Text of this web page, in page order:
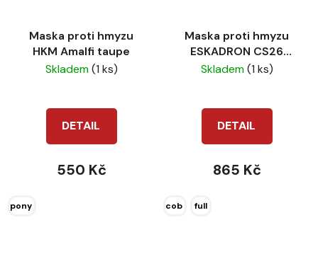
Maska proti hmyzu
HKM Amalfi taupe
Skladem(1 ks)
DETAIL
550 Kč
pony
Maska proti hmyzu
ESKADRON CS26
Mesh Pro tube
Skladem(1 ks)
DETAIL
865 Kč
cob full